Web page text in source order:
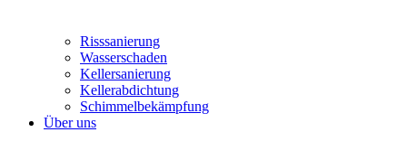
Risssanierung
Wasserschaden
Kellersanierung
Kellerabdichtung
Schimmelbekämpfung
Über uns